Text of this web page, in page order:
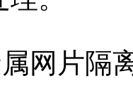
网片隔